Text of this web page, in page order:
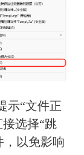
示“文件正
选择“跳
，以免影响